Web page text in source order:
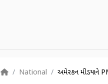
National અમેરિકન મીડિયાને